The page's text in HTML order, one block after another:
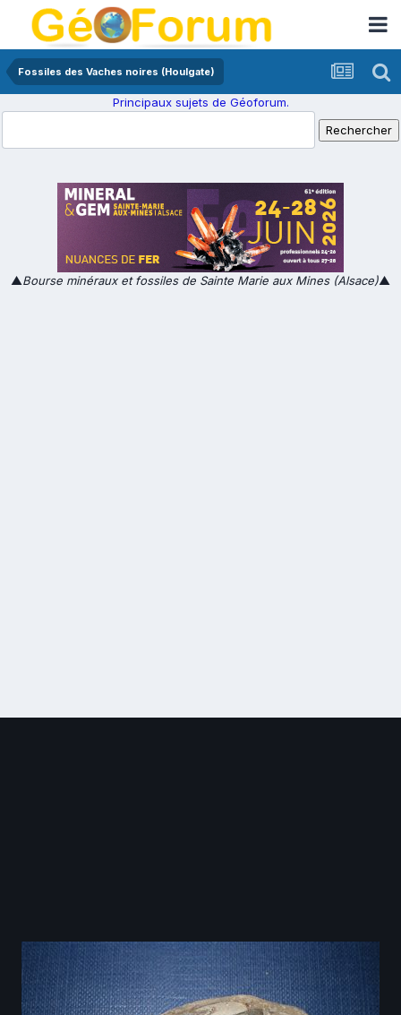
Fossiles des Vaches noires (Houlgate)
Principaux sujets de Géoforum.
▲Bourse minéraux et fossiles de Sainte Marie aux Mines (Alsace)▲